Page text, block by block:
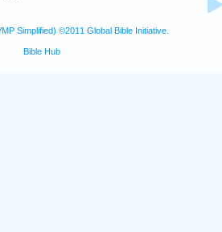
Simplified) ©2011 Global Bible Initiative.
Bible Hub